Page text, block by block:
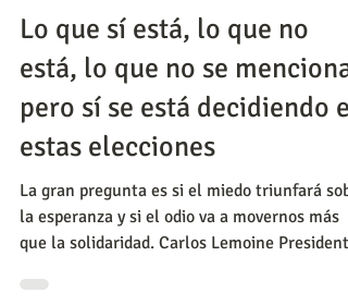
Política
Lo que sí está, lo que no
está, lo que no se menciona
pero sí se está decidiendo en
estas elecciones
La gran pregunta es si el miedo triunfará
la esperanza y si el odio va a movernos más